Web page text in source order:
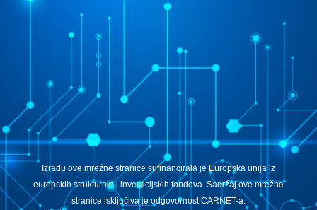
Izradu ove mrežne stranice sufinancirala je Europska unija iz
europskih strukturnih i investicijskih fondova. Sadržaj ove mrežne
stranice isključiva je odgovornost CARNET-a.